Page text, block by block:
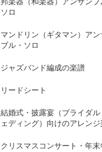
邦楽器（和楽器）アンサンブ
ソロ
マンドリン（ギタマン）アン
ブル・ソロ
ジャズバンド編成の楽譜
リードシート
結婚式・披露宴（ブライダル
ェディング）向けのアレンジ
クリスマスコンサート・年末